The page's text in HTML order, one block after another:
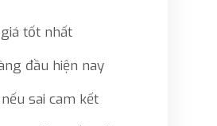
tốt nhất
đầu hiện nay
sai cam kết